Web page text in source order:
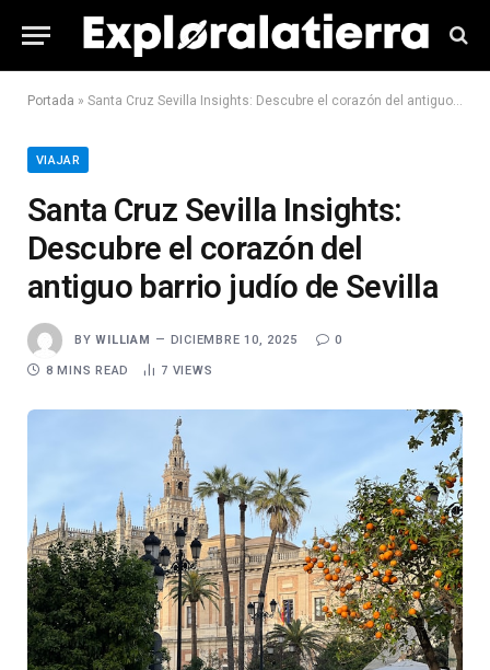
Portada » Santa Cruz Sevilla Insights: Descubre el corazón del antiguo barrio judío de Sevilla
VIAJAR
Santa Cruz Sevilla Insights:
Descubre el corazón del
antiguo barrio judío de Sevilla
BY WILLIAM DICIEMBRE 10, 2025 0
8 MINS READ 7 VIEWS